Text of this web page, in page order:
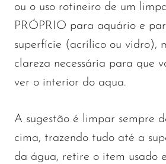
ou o uso rotineiro de um
PRÓPRIO para aquário e
superfície (acrílico ou vidro),
clareza necessária para que
ver o interior do aqua.
A sugestão é limpar sempre
cima, trazendo tudo até a
da água, retire o item usado